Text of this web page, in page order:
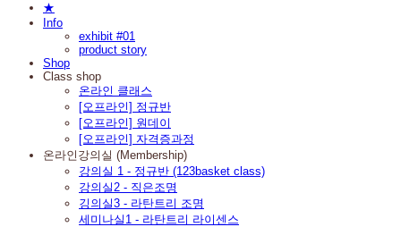
★
Info
exhibit #01
product story
Shop
Class shop
온라인 클래스
[오프라인] 정규반
[오프라인] 원데이
[오프라인] 자격증과정
온라인강의실 (Membership)
강의실 1 - 정규반 (123basket class)
강의실2 - 직은조명
깅의실3 - 라탄트리 조명
세미나실1 - 라탄트리 라이센스